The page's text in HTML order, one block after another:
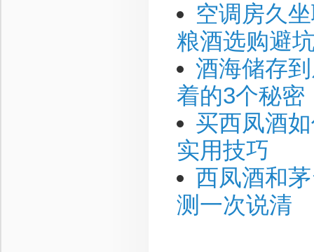
空调房久
粮酒选购避
酒海储存
着的3个秘密
买西凤酒
实用技巧
西凤酒和
测一次说清